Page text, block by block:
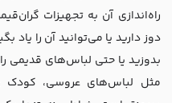
راه‌اندازی آن به تجهیزات
دوز دارید یا می‌توانید آن را
بدوزید یا حتی لباس‌های قدیمی
مثل لباس‌های عروسی،